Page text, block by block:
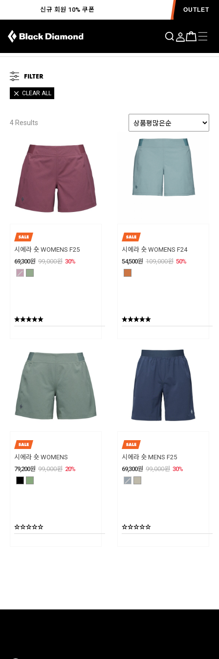
신규 회원 10% 쿠폰 OUTLET
CLEAR ALL
FILTER
4Results
시에라 숏 WOMENS F25
69,300원 99,000원 30%
시에라 숏 WOMENS F24
54,500원 109,000원 50%
시에라 숏 WOMENS
79,200원 99,000원 20%
시에라 숏 MENS F25
69,300원 99,000원 30%